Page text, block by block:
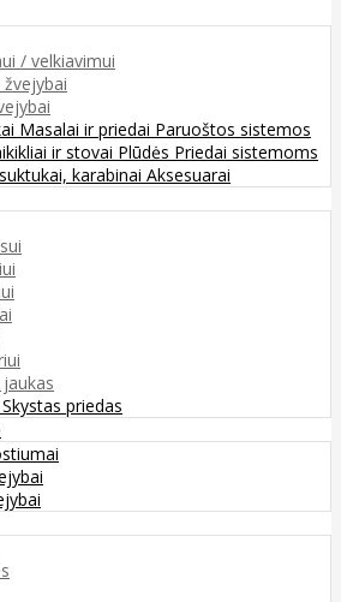
/ velkiavimui
Masalai ir priedai Paruoštos sistemos
ir stovai Plūdės Priedai sistemoms
karabinai Aksesuarai
Skystas priedas